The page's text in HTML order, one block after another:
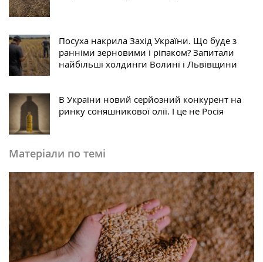
Посуха накрила Захід України. Що буде з
ранніми зерновими і ріпаком? Запитали
найбільші холдинги Волині і Львівщини
В України новий серйозний конкурент на
ринку соняшникової олії. І це не Росія
Матеріали по темі